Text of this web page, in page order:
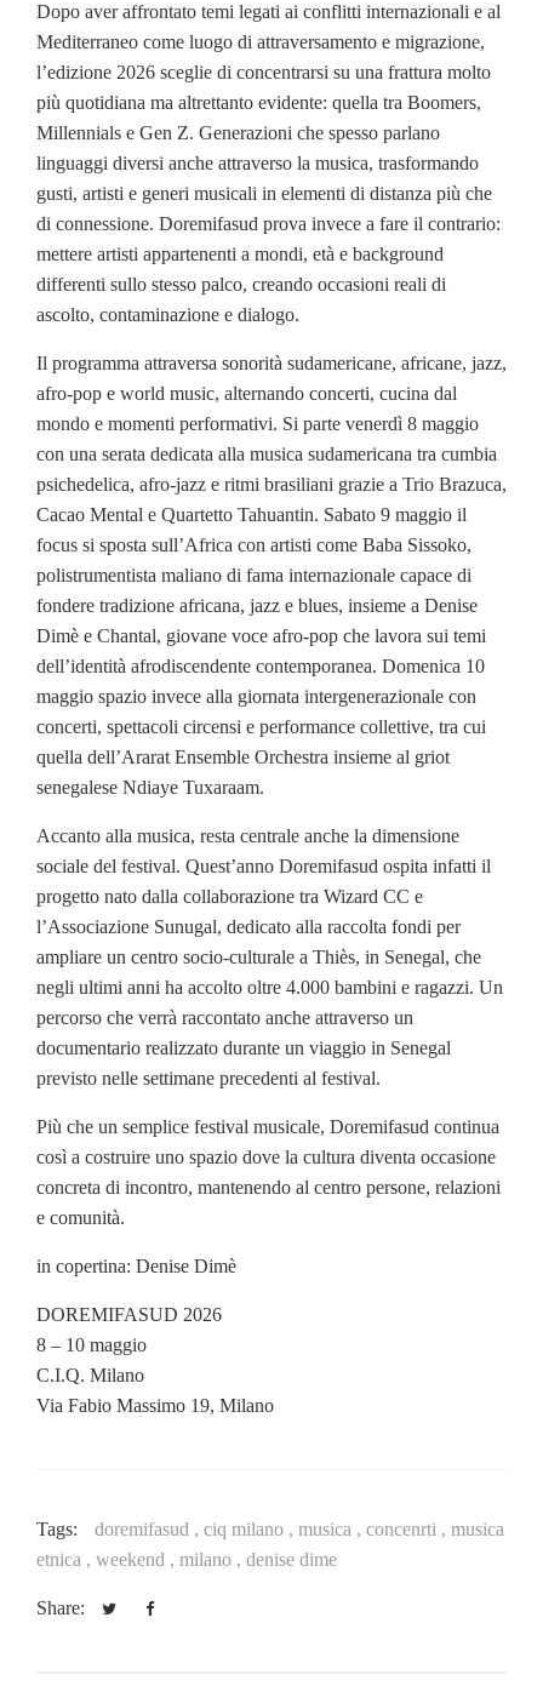
Dopo aver affrontato temi legati ai conflitti internazionali e al
Mediterraneo come luogo di attraversamento e migrazione,
l’edizione 2026 sceglie di concentrarsi su una frattura molto
più quotidiana ma altrettanto evidente: quella tra Boomers,
Millennials e Gen Z. Generazioni che spesso parlano
linguaggi diversi anche attraverso la musica, trasformando
gusti, artisti e generi musicali in elementi di distanza più che
di connessione. Doremifasud prova invece a fare il contrario:
mettere artisti appartenenti a mondi, età e background
differenti sullo stesso palco, creando occasioni reali di
ascolto, contaminazione e dialogo.
Il programma attraversa sonorità sudamericane, africane, jazz,
afro-pop e world music, alternando concerti, cucina dal
mondo e momenti performativi. Si parte venerdì 8 maggio
con una serata dedicata alla musica sudamericana tra cumbia
psichedelica, afro-jazz e ritmi brasiliani grazie a Trio Brazuca,
Cacao Mental e Quartetto Tahuantin. Sabato 9 maggio il
focus si sposta sull’Africa con artisti come Baba Sissoko,
polistrumentista maliano di fama internazionale capace di
fondere tradizione africana, jazz e blues, insieme a Denise
Dimè e Chantal, giovane voce afro-pop che lavora sui temi
dell’identità afrodiscendente contemporanea. Domenica 10
maggio spazio invece alla giornata intergenerazionale con
concerti, spettacoli circensi e performance collettive, tra cui
quella dell’Ararat Ensemble Orchestra insieme al griot
senegalese Ndiaye Tuxaraam.
Accanto alla musica, resta centrale anche la dimensione
sociale del festival. Quest’anno Doremifasud ospita infatti il
progetto nato dalla collaborazione tra Wizard CC e
l’Associazione Sunugal, dedicato alla raccolta fondi per
ampliare un centro socio-culturale a Thiès, in Senegal, che
negli ultimi anni ha accolto oltre 4.000 bambini e ragazzi. Un
percorso che verrà raccontato anche attraverso un
documentario realizzato durante un viaggio in Senegal
previsto nelle settimane precedenti al festival.
Più che un semplice festival musicale, Doremifasud continua
così a costruire uno spazio dove la cultura diventa occasione
concreta di incontro, mantenendo al centro persone, relazioni
e comunità.
in copertina: Denise Dimè
DOREMIFASUD 2026
8 – 10 maggio
C.I.Q. Milano
Via Fabio Massimo 19, Milano
Tags: doremifasud , ciq milano , musica , concenrti , musica
etnica , weekend , milano , denise dime
Share: